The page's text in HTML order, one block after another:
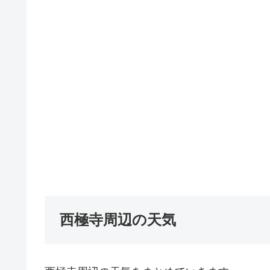
西極寺周辺の天気